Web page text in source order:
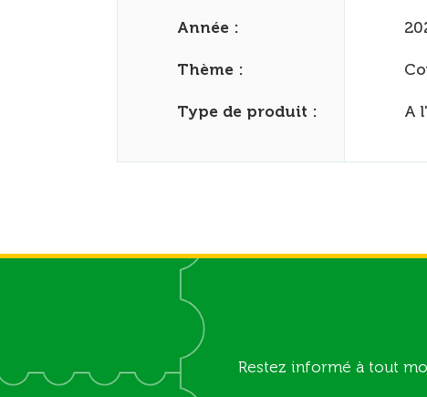
Année :
Thème :
Type de produit : A
Restez informé à tout